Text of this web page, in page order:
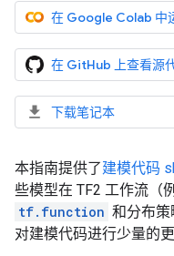
在 Google Colab 中
在 GitHub 上查看源
下载笔记本
本指南提供了建模代码
些模型在 TF2 工作流（
tf.function 和分布策
对建模代码进行少量的更